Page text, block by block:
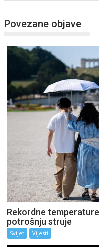
Povezane objave
Rekordne
potrošnju struje
Svijet Vijesti